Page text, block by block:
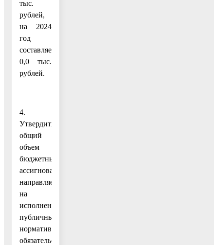
тыс.
рублей,
на 2024
год
составляет
0,0 тыс.
рублей.
4.
Утвердить
общий
объем
бюджетных
ассигнований,
направляемых
на
исполнение
публичных
нормативных
обязательств: